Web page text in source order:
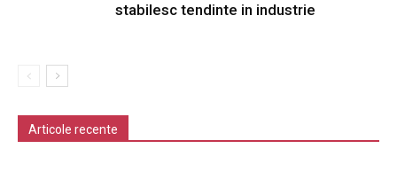
stabilesc tendinte in industrie
Articole recente